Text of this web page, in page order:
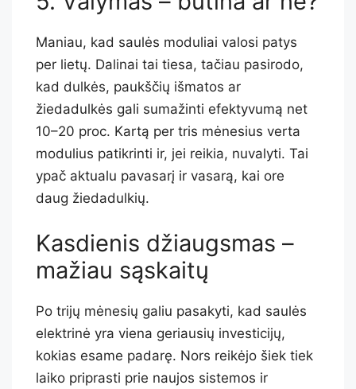
Maniau, kad saulės moduliai valosi patys
per lietų. Dalinai tai tiesa, tačiau pasirodo,
kad dulkės, paukščių išmatos ar
žiedadulkės gali sumažinti efektyvumą net
10–20 proc. Kartą per tris mėnesius verta
modulius patikrinti ir, jei reikia, nuvalyti. Tai
ypač aktualu pavasarį ir vasarą, kai ore
daug žiedadulkių.
Kasdienis džiaugsmas –
mažiau sąskaitų
Po trijų mėnesių galiu pasakyti, kad saulės
elektrinė yra viena geriausių investicijų,
kokias esame padarę. Nors reikėjo šiek tiek
laiko priprasti prie naujos sistemos ir